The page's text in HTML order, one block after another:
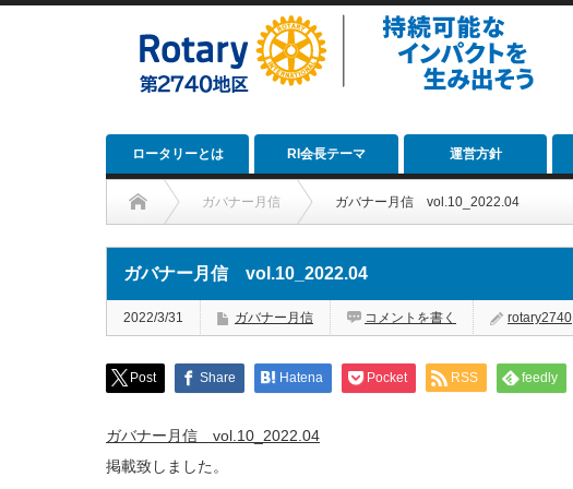
ロータリーとは RI会長テーマ 運営方針
ガバナー月信 ガバナー月信 vol.10_2022.04
ガバナー月信 vol.10_2022.04
2022/3/31 ガバナー月信 コメントを書く rotary2740
Post Share Hatena Pocket RSS feedly
ガバナー月信 vol.10_2022.04
掲載致しました。